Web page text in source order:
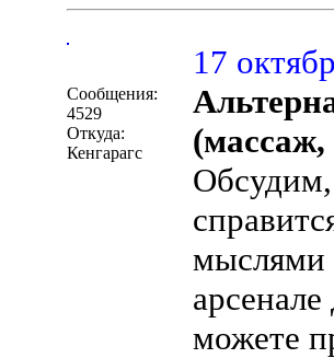
Сообщения:
4529
Откуда:
Кенгарагс
17
(массаж,
мыслями
можете